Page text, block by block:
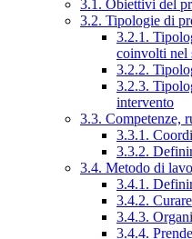
3.1. Obiettivi del
3.2. Tipologie di
3.2.1.
coinvolti nel
3.2.2.
3.2.3.
intervento
3.3. Competenze,
3.3.1.
3.3.2.
3.4. Metodo di
3.4.1.
3.4.2.
3.4.3.
3.4.4.